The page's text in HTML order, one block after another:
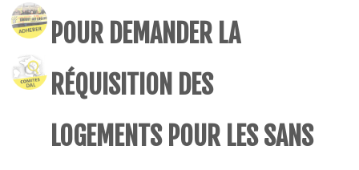
POUR DEMANDER LA
RÉQUISITION DES
LOGEMENTS POUR LES SANS